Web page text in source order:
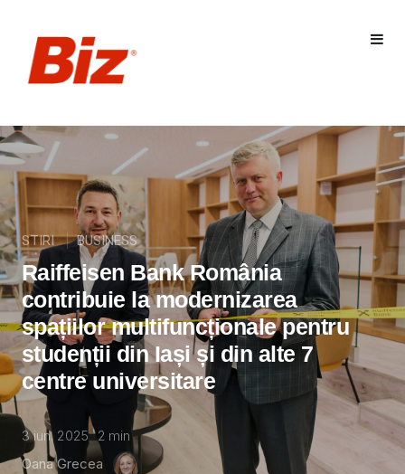
STIRI BUSINESS
Raiffeisen Bank România
contribuie la modernizarea
spațiilor multifuncționale pentru
studenții din Iași și din alte 7
centre universitare
3 iun. 2025 2 min
Oana Grecea